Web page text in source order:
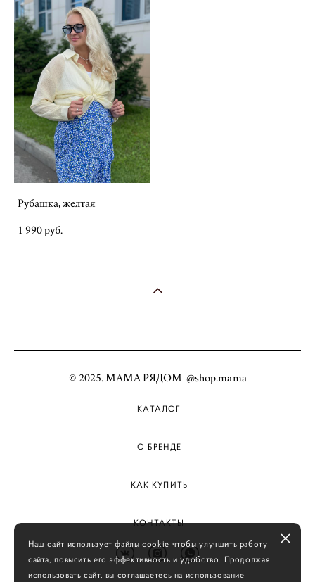
Рубашка, желтая
1 990 pуб.
© 2025. МАМА РЯДОМ @shop.mama
КАТАЛОГ
О БРЕНДЕ
КАК КУПИТЬ
КОНТАКТЫ
Наш сайт использует файлы cookie чтобы улучшить работу
сайта, повысить его эффективность и удобство. Продолжая
использовать сайт, вы соглашаетесь на использование